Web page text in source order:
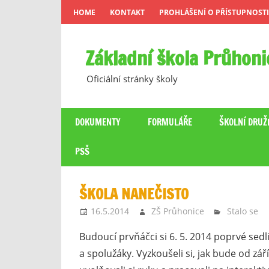
Skip
to
HOME KONTAKT PROHLÁŠENÍ O PŘÍSTUPNOSTI
Základní škola
Oficiální stránky školy
DOKUMENTY FORMULÁŘE ŠKOLNÍ
PSŠ
ŠKOLA NANEČISTO
16.5.2014 ZŠ Průhonice Stalo se
Budoucí prvňáčci si 6. 5. 2014 poprvé
a spolužáky. Vyzkoušeli si, jak bude od